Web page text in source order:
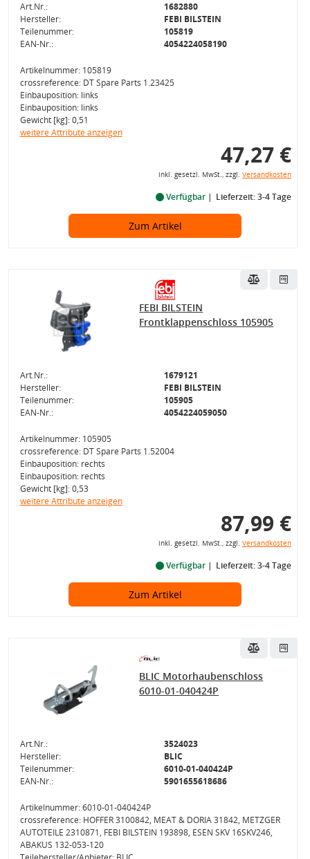
Art.Nr.:
1682880
Hersteller:
FEBI BILSTEIN
Teilenummer:
105819
EAN-Nr.:
4054224058190
Artikelnummer: 105819
crossreference: DT Spare Parts 1.23425
Einbauposition: links
Einbauposition: links
Gewicht [kg]: 0,51
weitere Attribute anzeigen
47,27 €
inkl. gesetzl. MwSt., zzgl. Versandkosten
Verfügbar Lieferzeit: 3-4 Tage
Zum Artikel
FEBI BILSTEIN
Frontklappenschloss 105905
Art.Nr.:
1679121
Hersteller:
FEBI BILSTEIN
Teilenummer:
105905
EAN-Nr.:
4054224059050
Artikelnummer: 105905
crossreference: DT Spare Parts 1.52004
Einbauposition: rechts
Einbauposition: rechts
Gewicht [kg]: 0,53
weitere Attribute anzeigen
87,99 €
inkl. gesetzl. MwSt., zzgl. Versandkosten
Verfügbar Lieferzeit: 3-4 Tage
Zum Artikel
BLIC Motorhaubenschloss
6010-01-040424P
Art.Nr.:
3524023
Hersteller:
BLIC
Teilenummer:
6010-01-040424P
EAN-Nr.:
5901655618686
Artikelnummer: 6010-01-040424P
crossreference: HOFFER 3100842, MEAT & DORIA 31842, METZGER
AUTOTEILE 2310871, FEBI BILSTEIN 193898, ESEN SKV 16SKV246,
ABAKUS 132-053-120